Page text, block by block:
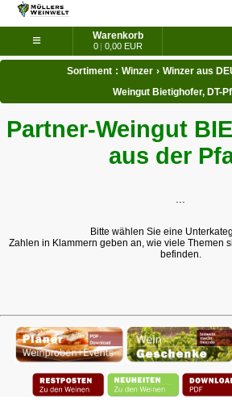
≡ Warenkorb
0 | 0,00 EUR
Sortiment : Winzer › Winzer aus
Weingut Bietighofer, DT-
Partner-Weingut
aus der
Bitte wählen Sie eine
Zahlen in Klammern geben an, wie viele Themen
befinden.